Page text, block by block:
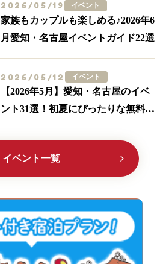
2026/05/19 イベント
家族もカップルも楽しめる♪2026年6
月愛知・名古屋イベントガイド22選
2026/05/12 イベント
【2026年5月】愛知・名古屋のイベ
ント31選！初夏にぴったりな無料の
イベント一覧